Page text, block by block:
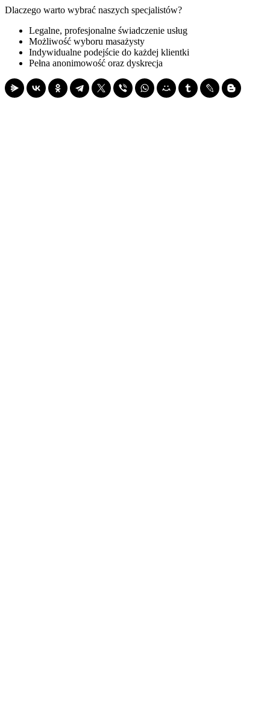
Dlaczego warto wybrać naszych specjalistów?
Legalne, profesjonalne świadczenie usług
Możliwość wyboru masażysty
Indywidualne podejście do każdej klientki
Pełna anonimowość oraz dyskrecja